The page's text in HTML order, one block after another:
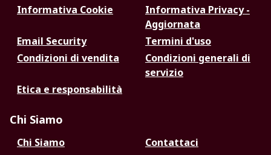
Informativa Cookie
Informativa Privacy -
Aggiornata
Email Security
Termini d'uso
Condizioni di vendita
Condizioni generali di
servizio
Etica e responsabilità
Chi Siamo
Chi Siamo
Contattaci